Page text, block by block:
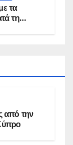
τα
τη
από την